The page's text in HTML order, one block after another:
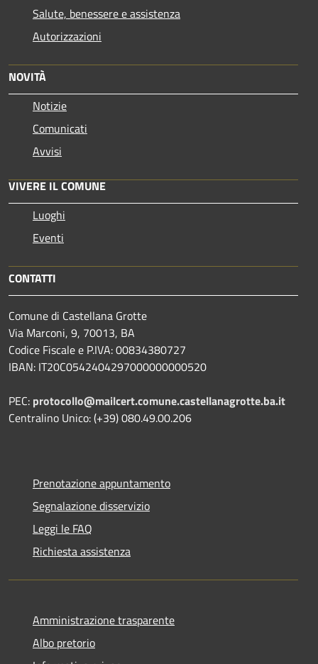
Salute, benessere e assistenza
Autorizzazioni
NOVITÀ
Notizie
Comunicati
Avvisi
VIVERE IL COMUNE
Luoghi
Eventi
CONTATTI
Comune di Castellana Grotte
Via Marconi, 9, 70013, BA
Codice Fiscale e P.IVA: 00834380727
IBAN: IT20C0542404297000000000520
PEC: protocollo@mailcert.comune.castellanagrotte.ba.it
Centralino Unico: (+39) 080.49.00.206
Prenotazione appuntamento
Segnalazione disservizio
Leggi le FAQ
Richiesta assistenza
Amministrazione trasparente
Albo pretorio